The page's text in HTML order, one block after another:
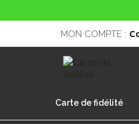
MON COMPTE :
Carte de fidélité